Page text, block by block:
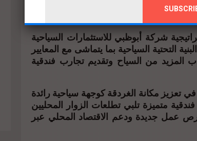
خلال النصف الثاني من العام الجاري
شركة أبوظبي للاستثمارات السياحية
التحتية السياحية بما يتماشى مع المعايير
المزيد من السياح وتقديم تجارب فندقية
تعزيز مكانة الغردقة كوجهة سياحية رائدة
متميزة تلبي تطلعات الزوار المحليين
عمل جديدة ودعم الاقتصاد المحلي عبر